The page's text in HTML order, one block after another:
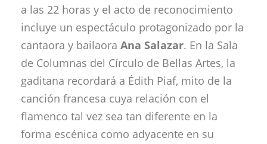
a las 22 horas y el acto de reconocimiento
incluye un espectáculo protagonizado por la
cantaora y bailaora Ana Salazar. En la Sala
de Columnas del Círculo de Bellas Artes, la
gaditana recordará a Édith Piaf, mito de la
canción francesa cuya relación con el
flamenco tal vez sea tan diferente en la
forma escénica como adyacente en su